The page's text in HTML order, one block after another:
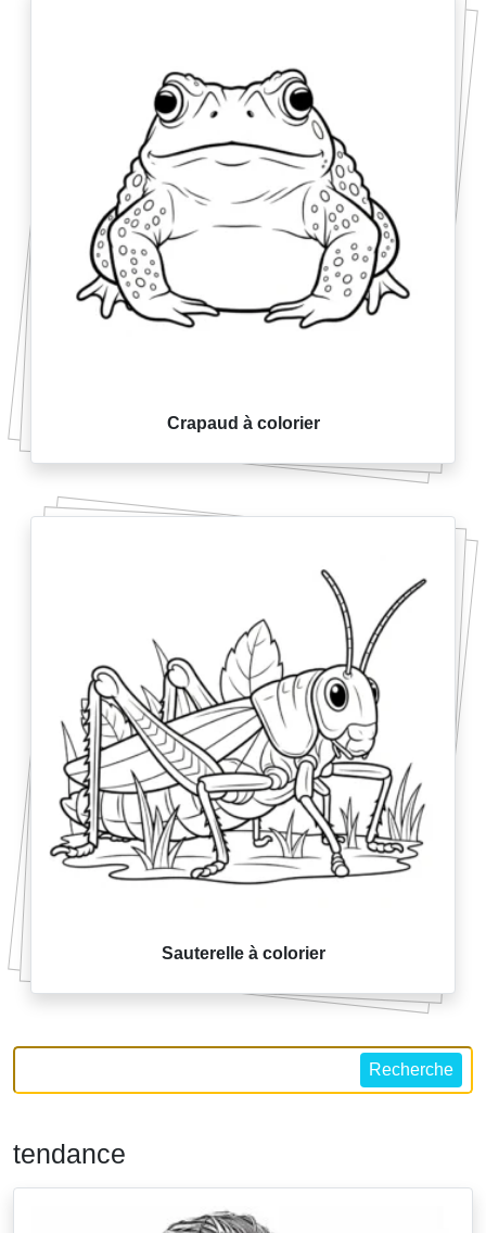
Crapaud à colorier
Sauterelle à colorier
Recherche
tendance